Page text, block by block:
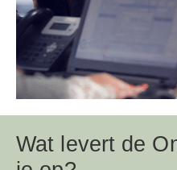
Wat levert de